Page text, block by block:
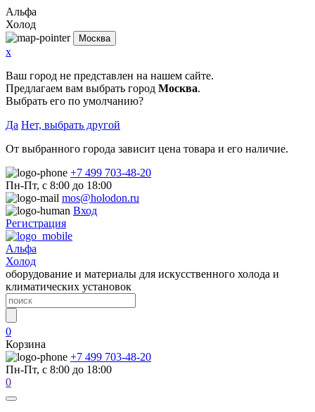
Альфа
Холод
Москва
x
Ваш город не представлен на нашем сайте.
Предлагаем вам выбрать город Москва.
Выбрать его по умолчанию?
Да Нет, выбрать другой
От выбранного города зависит цена товара и его наличие.
+7 499 703-48-20
Пн-Пт, с 8:00 до 18:00
mos@holodon.ru
Вход
Регистрация
Альфа
Холод
оборудование и материалы для искусственного холода и
климатических установок
0
Корзина
+7 499 703-48-20
Пн-Пт, с 8:00 до 18:00
0